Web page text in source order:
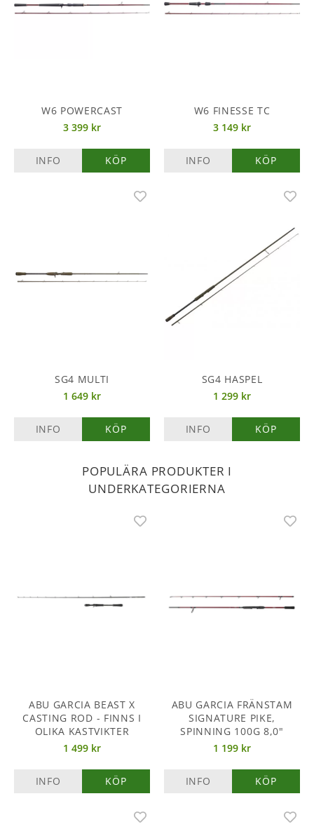
W6 POWERCAST
3 399 kr
INFO KÖP
W6 FINESSE TC
3 149 kr
INFO KÖP
SG4 MULTI
1 649 kr
INFO KÖP
SG4 HASPEL
1 299 kr
INFO KÖP
POPULÄRA PRODUKTER I
UNDERKATEGORIERNA
ABU GARCIA BEAST X
CASTING ROD - FINNS I
OLIKA KASTVIKTER
1 499 kr
INFO KÖP
ABU GARCIA FRÄNSTAM
SIGNATURE PIKE,
SPINNING 100G 8,0"
1 199 kr
INFO KÖP